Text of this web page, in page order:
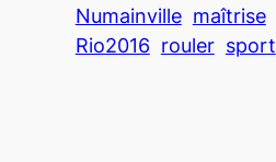
Numainville maîtrise
Rio2016 rouler sport